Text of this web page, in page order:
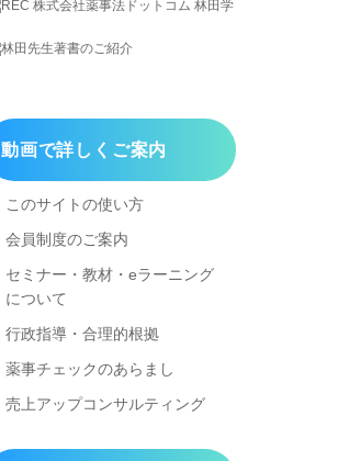
動画で詳しくご案内
このサイトの使い方
会員制度のご案内
セミナー・教材・eラーニング
について
行政指導・合理的根拠
薬事チェックのあらまし
売上アップコンサルティング